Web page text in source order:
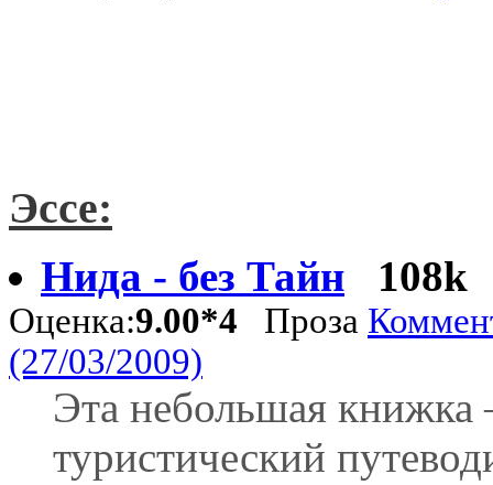
Эссе:
Нида - без Тайн 108k
Оценка:9.00*4 Проза
(27/03/2009)
Эта небольшая книжка
туристический